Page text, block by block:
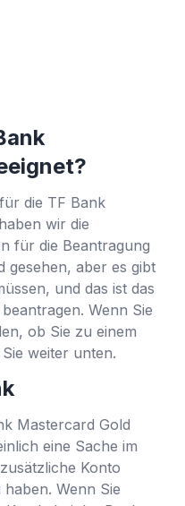
die TF Bank
wir die
für die Beantragung
gesehen, aber es gibt
und das ist das
Wenn Sie
ob Sie zu einem
weiter unten.
Mastercard Gold
eine Sache im
Konto
Wenn Sie